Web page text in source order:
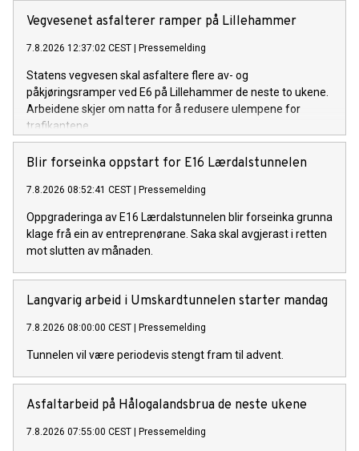
Vegvesenet asfalterer ramper på Lillehammer
7.8.2026 12:37:02 CEST | Pressemelding
Statens vegvesen skal asfaltere flere av- og
påkjøringsramper ved E6 på Lillehammer de neste to ukene.
Arbeidene skjer om natta for å redusere ulempene for
trafikantene.
Blir forseinka oppstart for E16 Lærdalstunnelen
7.8.2026 08:52:41 CEST | Pressemelding
Oppgraderinga av E16 Lærdalstunnelen blir forseinka grunna
klage frå ein av entreprenørane. Saka skal avgjerast i retten
mot slutten av månaden.
Langvarig arbeid i Umskardtunnelen starter mandag
7.8.2026 08:00:00 CEST | Pressemelding
Tunnelen vil være periodevis stengt fram til advent.
Asfaltarbeid på Hålogalandsbrua de neste ukene
7.8.2026 07:55:00 CEST | Pressemelding